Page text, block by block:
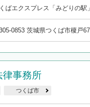
ばエクスプレス「みどりの駅
0853 茨城県つくば市榎戸
律事務所
つくば市